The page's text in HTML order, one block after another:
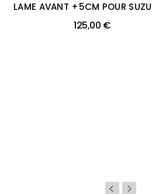
LAME AVANT +5CM POUR
125,00 €